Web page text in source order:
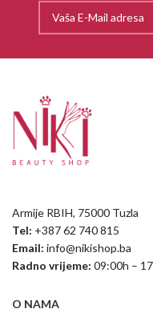
Armije RBIH, 75000 Tuzla
Tel: +387 62 740 815
Email: info@nikishop.ba
Radno vrijeme: 09:00h –
O NAMA